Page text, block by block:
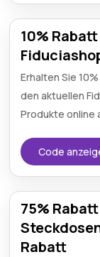
10%
Erhalten Sie
den aktuellen
Produkte online
Code
75%
Rabatt